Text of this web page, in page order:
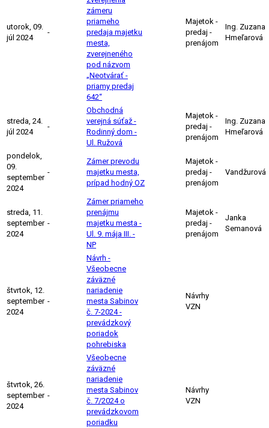
utorok, 09.
júl 2024
-
zámeru
priameho
predaja majetku
mesta,
zverejneného
pod názvom
„Neotvárať -
priamy predaj
642“
Majetok -
predaj -
prenájom
Ing. Zuzana
Hmeľarová
streda, 24.
júl 2024
-
Obchodná
verejná súťaž -
Rodinný dom -
Ul. Ružová
Majetok -
predaj -
prenájom
Ing. Zuzana
Hmeľarová
pondelok,
09.
september
2024
-
Zámer prevodu
majetku mesta,
prípad hodný OZ
Majetok -
predaj -
prenájom
Vandžurová
streda, 11.
september
2024
-
Zámer priameho
prenájmu
majetku mesta -
Ul. 9. mája III. -
NP
Majetok -
predaj -
prenájom
Janka
Semanová
štvrtok, 12.
september
2024
-
Návrh -
Všeobecne
záväzné
nariadenie
mesta Sabinov
č. 7-2024 -
prevádzkový
poriadok
pohrebiska
Návrhy
VZN
štvrtok, 26.
september
2024
-
Všeobecne
záväzné
nariadenie
mesta Sabinov
č. 7/2024 o
prevádzkovom
poriadku
Návrhy
VZN